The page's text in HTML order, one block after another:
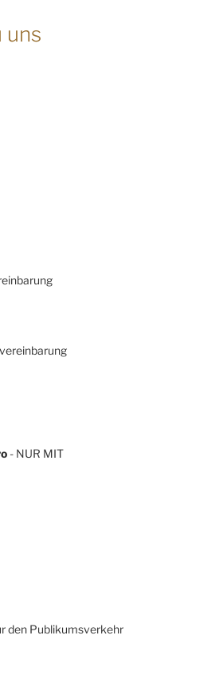
uns
- NUR MIT
den Publikumsverkehr